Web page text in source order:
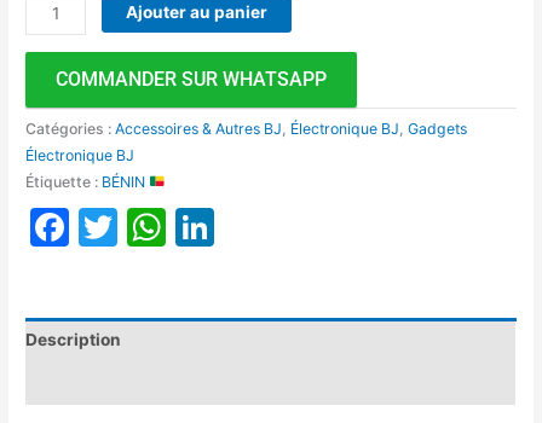
Ajouter au panier
COMMANDER SUR WHATSAPP
Catégories :Accessoires & Autres BJ Électronique BJ ,Gadgets
Électronique BJ
Étiquette : BÉNIN
Facebook
TwitterWhatsApp
Description